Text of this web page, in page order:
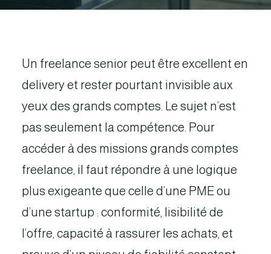
Un freelance senior peut être excellent en
delivery et rester pourtant invisible aux
yeux des grands comptes. Le sujet n’est
pas seulement la compétence. Pour
accéder à des missions grands comptes
freelance, il faut répondre à une logique
plus exigeante que celle d’une PME ou
d’une startup : conformité, lisibilité de
l’offre, capacité à rassurer les achats, et